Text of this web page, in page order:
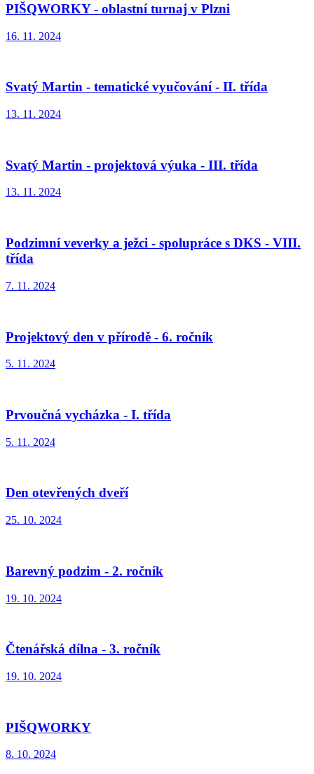
PIŠQWORKY - oblastní turnaj v Plzni
16. 11. 2024
Svatý Martin - tematické vyučování - II. třída
13. 11. 2024
Svatý Martin - projektová výuka - III. třída
13. 11. 2024
Podzimní veverky a ježci - spolupráce s DKS - VIII.
třída
7. 11. 2024
Projektový den v přírodě - 6. ročník
5. 11. 2024
Prvoučná vycházka - I. třída
5. 11. 2024
Den otevřených dveří
25. 10. 2024
Barevný podzim - 2. ročník
19. 10. 2024
Čtenářská dílna - 3. ročník
19. 10. 2024
PIŠQWORKY
8. 10. 2024